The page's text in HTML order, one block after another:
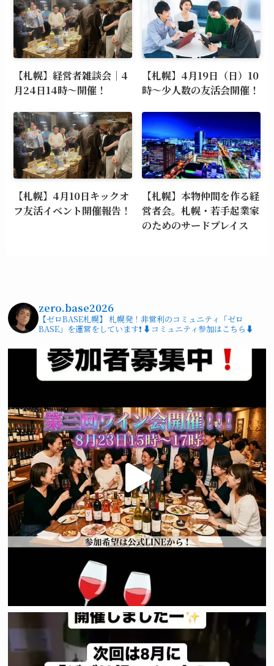
【札幌】経営者雑談会｜4
月24日14時～開催！
【札幌】4月19日（日）10
時～少人数の友活会開催！
【札幌】4月10日キックオ
フ友活イベント開催報告！
【札幌】本物仲間を作る経
営者会。札幌・若手起業家
のためのサードプレイス
zero.base2026
【ゼロBASE札幌】 札幌発！非営利のコミュニティ「ゼロ
BASE」を運営をしています❗️ ⬇️コミュニティ参加はこちら⬇️